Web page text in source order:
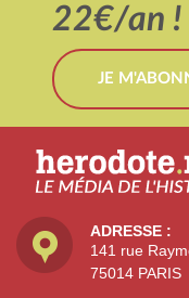
22€/an !
JE
ADRESSE :
141 rue
75014 PARIS